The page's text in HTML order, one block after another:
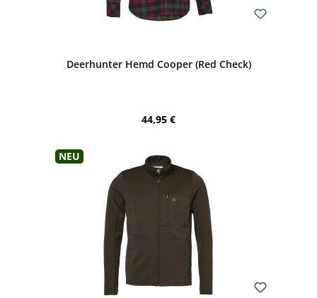
Deerhunter Hemd Cooper (Red Check)
Regulärer Preis:
44,95 €
Neu